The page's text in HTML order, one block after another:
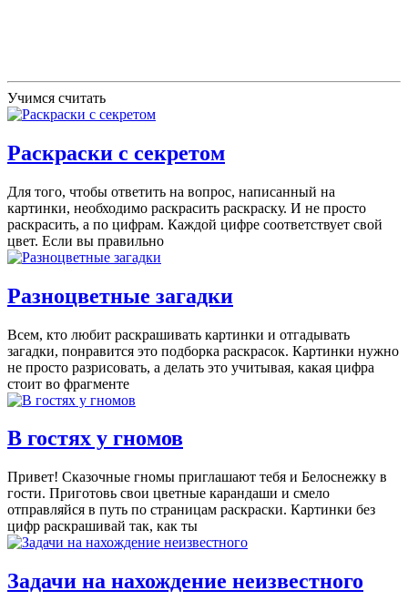
Учимся считать
Раскраски с секретом
Для того, чтобы ответить на вопрос, написанный на
картинки, необходимо раскрасить раскраску. И не просто
раскрасить, а по цифрам. Каждой цифре соответствует свой
цвет. Если вы правильно
Разноцветные загадки
Всем, кто любит раскрашивать картинки и отгадывать
загадки, понравится это подборка раскрасок. Картинки нужно
не просто разрисовать, а делать это учитывая, какая цифра
стоит во фрагменте
В гостях у гномов
Привет! Сказочные гномы приглашают тебя и Белоснежку в
гости. Приготовь свои цветные карандаши и смело
отправляйся в путь по страницам раскраски. Картинки без
цифр раскрашивай так, как ты
Задачи на нахождение неизвестного